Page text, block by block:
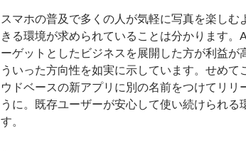
スマホの普及で多くの人が気軽に写真を楽し
きる環境が求められていることは分かります
ーゲットとしたビジネスを展開した方が利益
ういった方向性を如実に示しています。せめ
ウドベースの新アプリに別の名前をつけてリ
うに。既存ユーザーが安心して使い続けられ
す。